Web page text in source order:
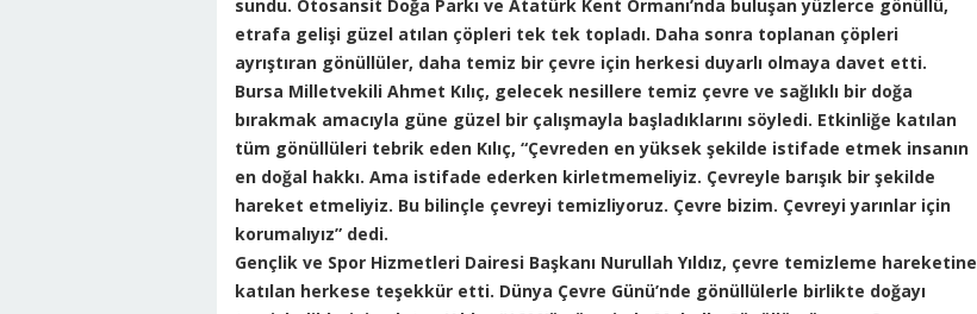
sundu. Otosansit Doğa Parkı ve Atatürk Kent Ormanı’nda buluşan yüzlerce gönüllü,
etrafa gelişi güzel atılan çöpleri tek tek topladı. Daha sonra toplanan çöpleri
ayrıştıran gönüllüler, daha temiz bir çevre için herkesi duyarlı olmaya davet etti.
Bursa Milletvekili Ahmet Kılıç, gelecek nesillere temiz çevre ve sağlıklı bir doğa
bırakmak amacıyla güne güzel bir çalışmayla başladıklarını söyledi. Etkinliğe katılan
tüm gönüllüleri tebrik eden Kılıç, “Çevreden en yüksek şekilde istifade etmek insanın
en doğal hakkı. Ama istifade ederken kirletmemeliyiz. Çevreyle barışık bir şekilde
hareket etmeliyiz. Bu bilinçle çevreyi temizliyoruz. Çevre bizim. Çevreyi yarınlar için
korumalıyız” dedi.
Gençlik ve Spor Hizmetleri Dairesi Başkanı Nurullah Yıldız, çevre temizleme hareketine
katılan herkese teşekkür etti. Dünya Çevre Günü’nde gönüllülerle birlikte doğayı